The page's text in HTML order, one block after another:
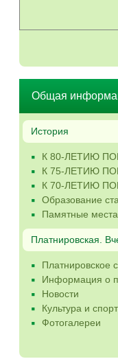
Общая
История
К 80-ЛЕТИЮ
К 75-ЛЕТИЮ
К 70-ЛЕТИЮ
Образование
Памятные места
Платнировская.
Платнировское
Информация о
Новости
Культура и спорт
Фотогалереи